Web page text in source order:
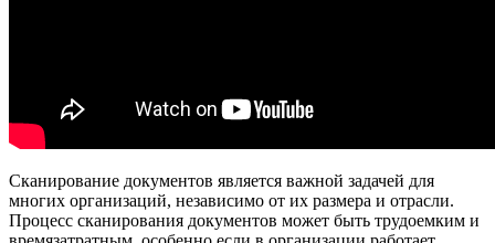
Сканирование документов является важной задачей для
многих организаций, независимо от их размера и отрасли.
Процесс сканирования документов может быть трудоемким и